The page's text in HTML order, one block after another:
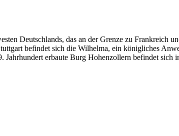
Deutschlands, das an der Grenze zu Frankreich
befindet sich die Wilhelma, ein königliches
erbaute Burg Hohenzollern befindet sich